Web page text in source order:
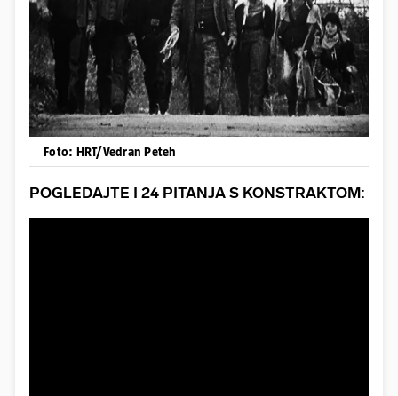
Foto: HRT/Vedran Peteh
POGLEDAJTE I 24 PITANJA S KONSTRAKTOM: